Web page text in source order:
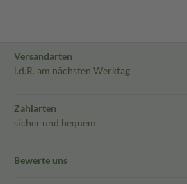
Versandarten
i.d.R. am nächsten Werktag
Zahlarten
sicher und bequem
Bewerte uns